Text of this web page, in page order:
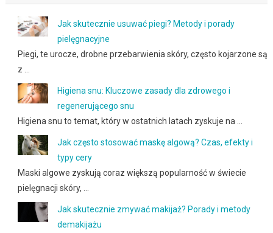
Jak skutecznie usuwać piegi? Metody i porady
pielęgnacyjne
Piegi, te urocze, drobne przebarwienia skóry, często kojarzone są
z …
Higiena snu: Kluczowe zasady dla zdrowego i
regenerującego snu
Higiena snu to temat, który w ostatnich latach zyskuje na …
Jak często stosować maskę algową? Czas, efekty i
typy cery
Maski algowe zyskują coraz większą popularność w świecie
pielęgnacji skóry, …
Jak skutecznie zmywać makijaż? Porady i metody
demakijażu